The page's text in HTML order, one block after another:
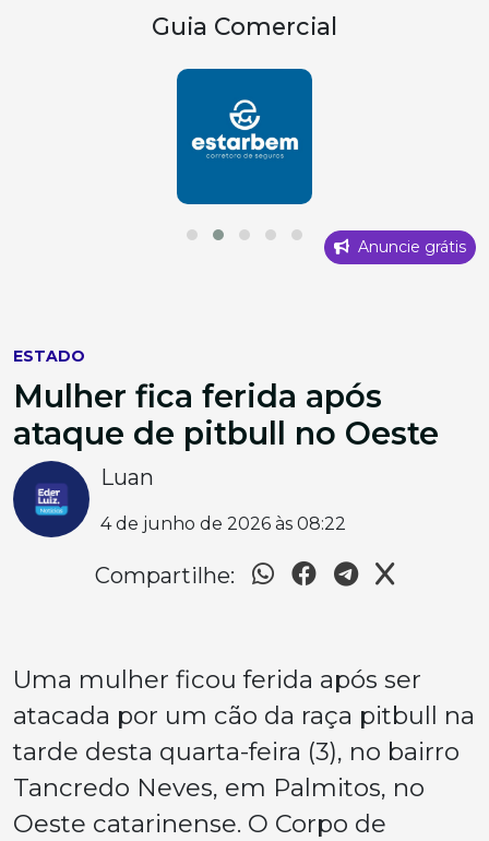
Guia Comercial
Anuncie grátis
ESTADO
Mulher fica ferida após
ataque de pitbull no Oeste
Luan
4 de junho de 2026 às 08:22
Compartilhe:
Uma mulher ficou ferida após ser
atacada por um cão da raça pitbull na
tarde desta quarta-feira (3), no bairro
Tancredo Neves, em Palmitos, no
Oeste catarinense. O Corpo de